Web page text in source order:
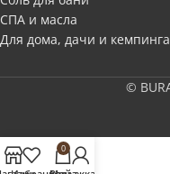
СПА и масла
Для дома, дачи и кемпинга
©
0